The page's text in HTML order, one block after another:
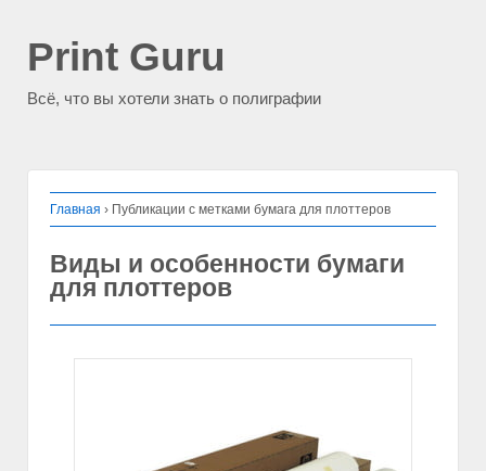
Print Guru
Всё, что вы хотели знать о полиграфии
Главная › Публикации с метками бумага для плоттеров
Виды и особенности бумаги
для плоттеров